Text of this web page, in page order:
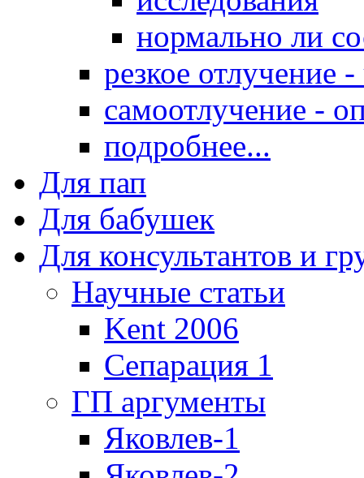
нормально ли
резкое отлучение
самоотлучение -
подробнее...
Для пап
Для бабушек
Для консультантов и
Научные статьи
Kent 2006
Сепарация 1
ГП аргументы
Яковлев-1